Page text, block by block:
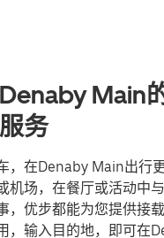
Main
务
，在Denaby Main出行
机场，在餐厅或活动中
，优步都能为您提供接
，输入目的地，即可在